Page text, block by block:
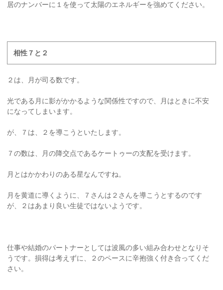
居のナンバーに１を使って太陽のエネルギーを強めてください。
相性７と２
２は、月が司る数です。
光である月に影がかかるような関係性ですので、月はときに不安
になってしまいます。
が、７は、２を導こうといたします。
７の数は、月の降交点であるケートゥーの支配を受けます。
月とはかかわりのある星なんですね。
月を黄道に導くように、７さんは２さんを導こうとするのです
が、２はあまり良い生徒ではないようです。
仕事や結婚のパートナーとしては波風の多い組み合わせとなりそ
うです。損得は考えずに、２のペースに辛抱強く付き合ってくだ
さい。